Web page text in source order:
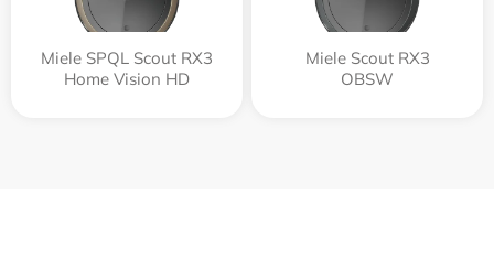
Miele SPQL Scout RX3
Home Vision HD
Miele Scout RX3
OBSW